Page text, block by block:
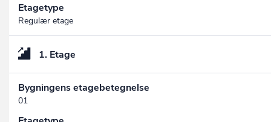
Etagetype
Regulær etage
1. Etage
Bygningens etagebetegnelse
01